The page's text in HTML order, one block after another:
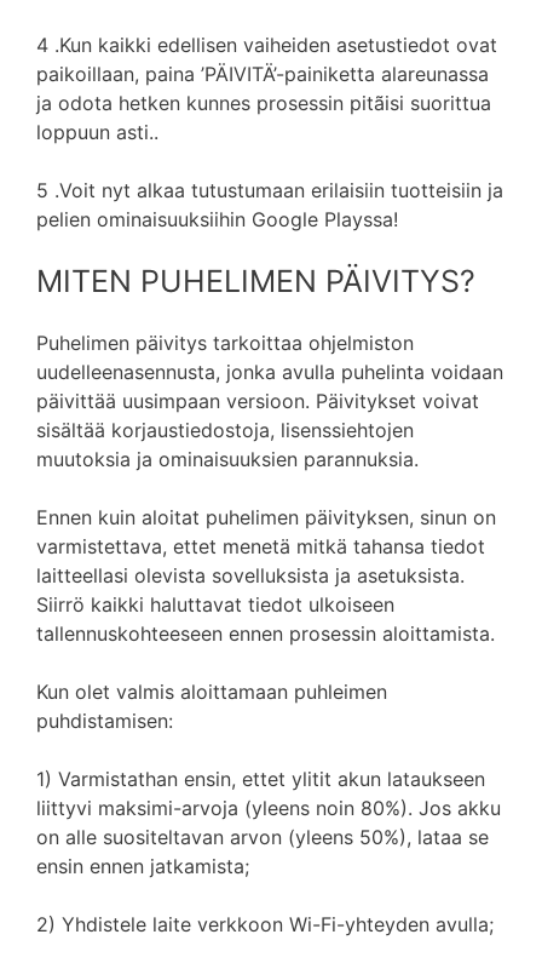
4 .Kun kaikki edellisen vaiheiden asetustiedot ovat
paikoillaan, paina ’PÄIVITÄ’-painiketta alareunassa
ja odota hetken kunnes prosessin pitãisi suorittua
loppuun asti..
5 .Voit nyt alkaa tutustumaan erilaisiin tuotteisiin ja
pelien ominaisuuksiihin Google Playssa!
MITEN PUHELIMEN PÄIVITYS?
Puhelimen päivitys tarkoittaa ohjelmiston
uudelleenasennusta, jonka avulla puhelinta voidaan
päivittää uusimpaan versioon. Päivitykset voivat
sisältää korjaustiedostoja, lisenssiehtojen
muutoksia ja ominaisuuksien parannuksia.
Ennen kuin aloitat puhelimen päivityksen, sinun on
varmistettava, ettet menetä mitkä tahansa tiedot
laitteellasi olevista sovelluksista ja asetuksista.
Siirrö kaikki haluttavat tiedot ulkoiseen
tallennuskohteeseen ennen prosessin aloittamista.
Kun olet valmis aloittamaan puhleimen
puhdistamisen:
1) Varmistathan ensin, ettet ylitit akun lataukseen
liittyvi maksimi-arvoja (yleens noin 80%). Jos akku
on alle suositeltavan arvon (yleens 50%), lataa se
ensin ennen jatkamista;
2) Yhdistele laite verkkoon Wi-Fi-yhteyden avulla;